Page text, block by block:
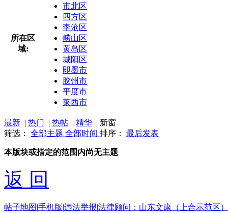
所在区
域:
市北区
四方区
李沧区
崂山区
黄岛区
城阳区
即墨市
胶州市
平度市
莱西市
最新 | 热门 | 热帖 | 精华 | 新窗
筛选： 全部主题 全部时间 排序： 最后发表
本版块或指定的范围内尚无主题
返 回
帖子地图|手机版|违法举报|法律顾问：山东文康（上合示范区